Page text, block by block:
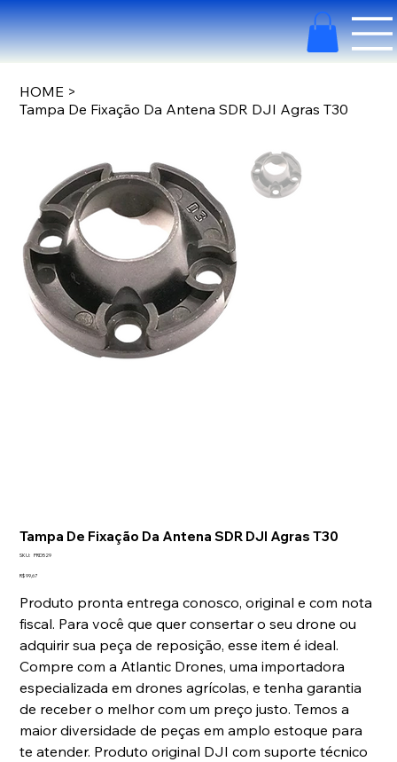
HOME >
Tampa De Fixação Da Antena SDR DJI Agras T30
Tampa De Fixação Da Antena SDR DJI Agras T30
SKU: SKU
PRD529
Preço
R$ 99,67
Produto pronta entrega conosco, original e com nota
fiscal. Para você que quer consertar o seu drone ou
adquirir sua peça de reposição, esse item é ideal.
Compre com a Atlantic Drones, uma importadora
especializada em drones agrícolas, e tenha garantia
de receber o melhor com um preço justo. Temos a
maior diversidade de peças em amplo estoque para
te atender. Produto original DJI com suporte técnico